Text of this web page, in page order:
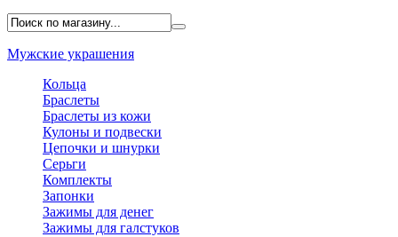
Мужские украшения
Кольца
Браслеты
Браслеты из кожи
Кулоны и подвески
Цепочки и шнурки
Серьги
Комплекты
Запонки
Зажимы для денег
Зажимы для галстуков